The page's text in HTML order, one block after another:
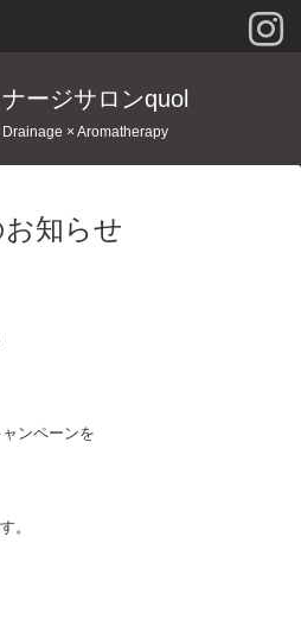
ージサロンquol
× Aromatherapy
知らせ
ンペーンを
。